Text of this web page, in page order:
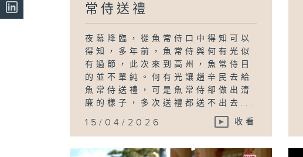
常侍送禮
夜幕降臨，從魚常侍口中得知可以
得知，多年前，魚常侍與何有光似
有過節，此次來到高州，魚常侍目
的並不單純。何有光讓趙辛民去給
魚常侍送禮，可是魚常侍卻做出清
廉的樣子，多次送禮都送不出去...
15/04/2026 收看